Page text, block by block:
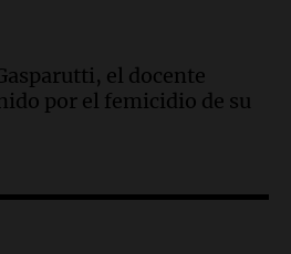
cruciales y el
pendiente
para industrias:
el docente
por el femicidio de su